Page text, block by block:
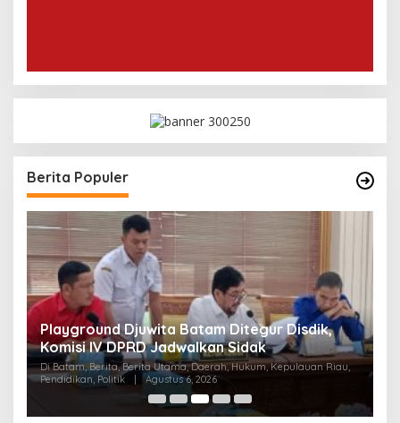
Berita Populer
Playground Djuwita Batam Ditegur Disdik,
Komisi IV DPRD Jadwalkan Sidak
Di Batam, Berita, Berita Utama, Daerah, Hukum, Kepulauan Riau,
Pendidikan, Politik
| Agustus 6, 2026